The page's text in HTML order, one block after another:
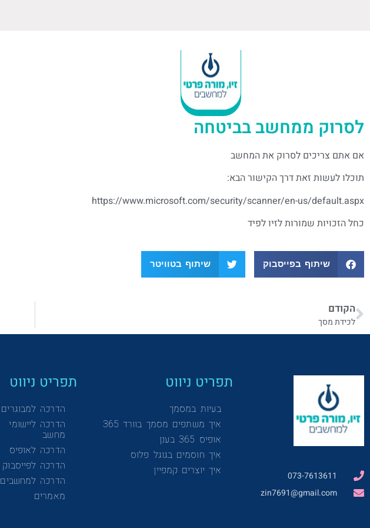
לסרוק ממחשב בביטחה
אם אתם צריכים לסרוק את המחשב
תוכלו לעשות זאת דרך הקישור הבא:
https://www.microsoft.com/security/scanner/en-us/default.aspx
כחל הזכויות שמורות לזיו לפיד
שיתוף בפייסבוק שיתוף בטוויטר
הקודם
לכידת מסך
073-7613611
zin7691@gmail.com
תפריט ניווט
בעיות במסמך
איך משתפים מסמך בוורד 365
אופיס 365 בענן
איך חוסמים בגוגל פלוס
איך יוצרים קמפיין
תפריט ניווט
הדרכה למבוגרים
הדרכה ליישומי
מחשב
הדרכה לאופיס
הדרכה לפייסבוק
הדרכה למחשבים
מאמרים